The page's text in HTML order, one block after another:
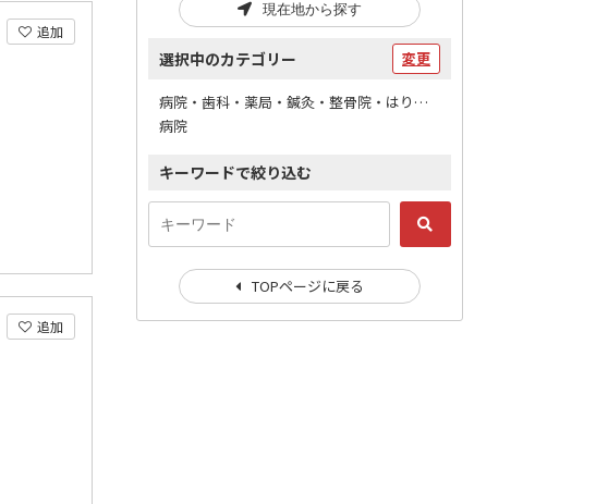
追加
追加
現在地から探す
選択中のカテゴリー 変更
病院・歯科・薬局・鍼灸・整骨院・はりマッサージ / 病院
病院
キーワードで絞り込む
TOPページに戻る